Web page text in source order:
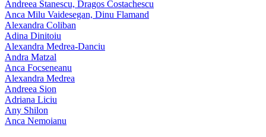
Andreea Stanescu, Dragos Costachescu
Anca Milu Vaidesegan, Dinu Flamand
Alexandra Coliban
Adina Dinitoiu
Alexandra Medrea-Danciu
Andra Matzal
Anca Focseneanu
Alexandra Medrea
Andreea Sion
Adriana Liciu
Any Shilon
Anca Nemoianu